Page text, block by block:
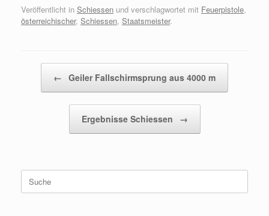
Veröffentlicht in Schiessen und verschlagwortet mit Feuerpistole,
österreichischer, Schiessen, Staatsmeister.
← Geiler Fallschirmsprung aus 4000 m
Ergebnisse Schiessen →
nach: